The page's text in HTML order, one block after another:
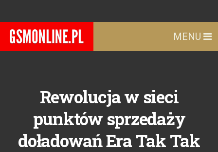
MENU
Rewolucja w sieci
punktów sprzedaży
doładowań Era Tak Tak